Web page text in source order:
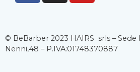
b
o
a
g
u
b
© BeBarber 2023 HAIRS srls – Sede
Nenni,48 – P.IVA:01748370887